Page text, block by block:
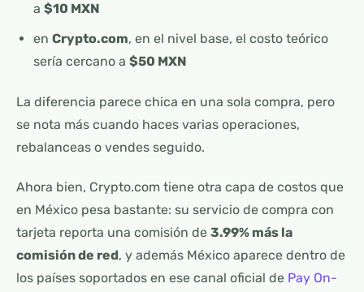
a $10 MXN
en Crypto.com, en el nivel base, el costo teórico
sería cercano a $50 MXN
La diferencia parece chica en una sola compra, pero
se nota más cuando haces varias operaciones,
rebalanceas o vendes seguido.
Ahora bien, Crypto.com tiene otra capa de costos que
en México pesa bastante: su servicio de compra con
tarjeta reporta una comisión de 3.99% más la
comisión de red, y además México aparece dentro de
los países soportados en ese canal oficial de Pay On-